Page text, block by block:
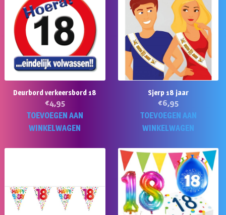
Deurbord verkeersbord 18
€4,95
TOEVOEGEN AAN
WINKELWAGEN
Sjerp 18 jaar
€6,95
TOEVOEGEN AAN
WINKELWAGEN